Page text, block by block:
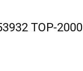
TOP-2000